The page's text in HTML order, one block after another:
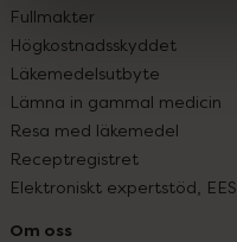
Fullmakter
Högkostnadsskyddet
Läkemedelsutbyte
Lämna in gammal medicin
Resa med läkemedel
Receptregistret
Elektroniskt expertstöd, EES
Om oss